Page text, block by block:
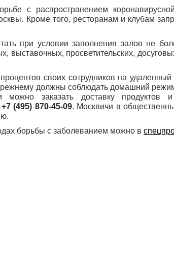
с распространением
Кроме того, ресторанам и клубам
при условии заполнения залов не
выставочных, просветительских,
своих сотрудников на
должны соблюдать домашний
можно заказать доставку продуктов
+7 (495) 870-45-09. Москвичи в
борьбы с заболеванием можно в